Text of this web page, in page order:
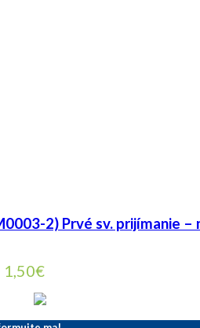
2) Prvé sv. prijímanie –
1,50€